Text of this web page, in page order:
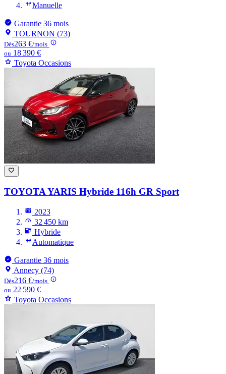
Manuelle
Garantie 36 mois
TOURNON (73)
Dès263 €/mois
ou 18 390 €
Toyota Occasions
TOYOTA YARIS Hybride 116h GR Sport
2023
32 450 km
Hybride
Automatique
Garantie 36 mois
Annecy (74)
Dès216 €/mois
ou 22 590 €
Toyota Occasions